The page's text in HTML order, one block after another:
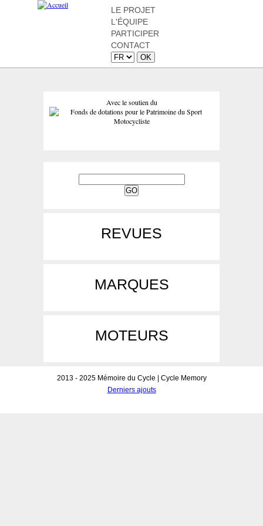
LE PROJET
L'ÉQUIPE
PARTICIPER
CONTACT
Avec le soutien du
REVUES
MARQUES
MOTEURS
2013 - 2025 Mémoire du Cycle | Cycle Memory
Derniers ajouts